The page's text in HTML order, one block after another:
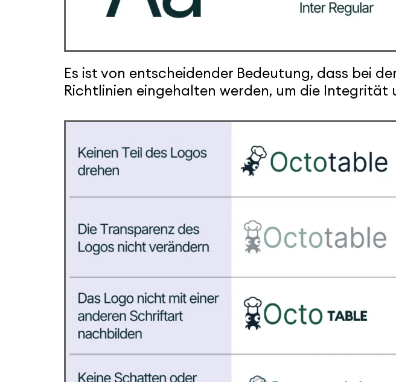
Es ist von entscheidender Bedeutung, dass bei
Richtlinien eingehalten werden, um die Integrität